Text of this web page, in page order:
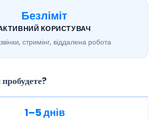
Безліміт
КОРИСТУВАЧ
стримінг, віддалена робота
1–5 днів